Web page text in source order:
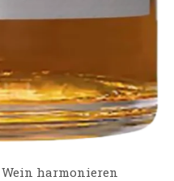
harmonieren